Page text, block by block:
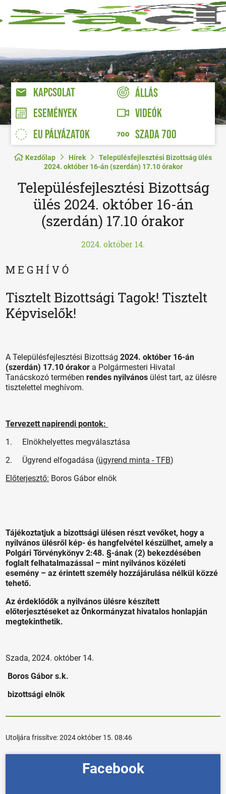
KAPCSOLAT
ÁLLÁS
ESEMÉNYEK
VIDEÓK
EU PÁLYÁZATOK
SZADA 700
Kezdőlap Hírek
Településfejlesztési Bizottság ülés
2024. október 16-án (szerdán) 17.10 órakor
Településfejlesztési Bizottság
ülés 2024. október 16-án
(szerdán) 17.10 órakor
2024. október 14.
M E G H Í V Ó
Tisztelt Bizottsági Tagok! Tisztelt
Képviselők!
A Településfejlesztési Bizottság2024. október 16-án
(szerdán) 17.10 órakor a Polgármesteri Hivatal
Tanácskozó termébenrendes nyilvános ülést tart, az ülésre
tisztelettel meghívom.
Tervezett napirendi pontok:
1. Elnökhelyettes megválasztása
2. Ügyrend elfogadása (ügyrend minta - TFB)
Előterjesztő: Boros Gábor elnök
Tájékoztatjuk a bizottsági ülésen részt vevőket, hogy a
nyilvános ülésről kép- és hangfelvétel készülhet, amely a
Polgári Törvénykönyv 2:48. §-ának (2) bekezdésében
foglalt felhatalmazással – mint nyilvános közéleti
esemény – az érintett személy hozzájárulása nélkül közzé
tehető.
Az érdeklődők a nyilvános ülésre készített
előterjesztéseket az Önkormányzat hivatalos honlapján
megtekinthetik.
Szada, 2024. október 14.
Boros Gábor s.k.
bizottsági elnök
Utoljára frissítve:2024 október 15. 08:46
Facebook